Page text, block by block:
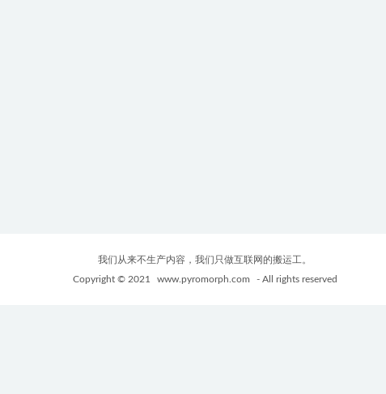
我们从来不生产内容，我们只做互联网的搬运工。
Copyright © 2021
www.pyromorph.com - All rights reserved